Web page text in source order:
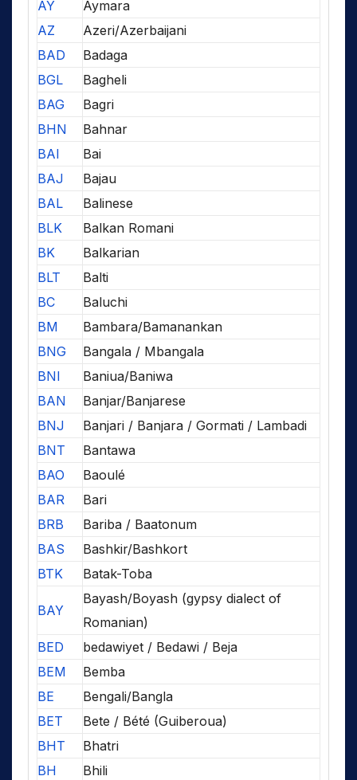
AY
Aymara
AZ
Azeri/Azerbaijani
BAD
Badaga
BGL
Bagheli
BAG
Bagri
BHN
Bahnar
BAI
Bai
BAJ
Bajau
BAL
Balinese
BLK
Balkan Romani
BK
Balkarian
BLT
Balti
BC
Baluchi
BM
Bambara/Bamanankan
BNG
Bangala / Mbangala
BNI
Baniua/Baniwa
BAN
Banjar/Banjarese
BNJ
Banjari / Banjara / Gormati / Lambadi
BNT
Bantawa
BAO
Baoulé
BAR
Bari
BRB
Bariba / Baatonum
BAS
Bashkir/Bashkort
BTK
Batak-Toba
BAY
Bayash/Boyash (gypsy dialect of
Romanian)
BED
bedawiyet / Bedawi / Beja
BEM
Bemba
BE
Bengali/Bangla
BET
Bete / Bété (Guiberoua)
BHT
Bhatri
BH
Bhili